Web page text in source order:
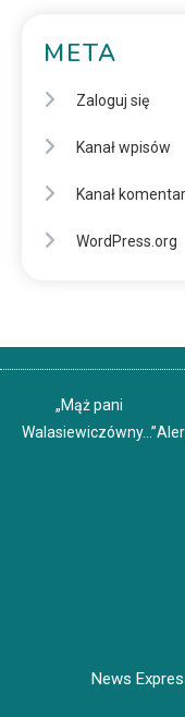
META
Zaloguj się
Kanał wpisów
Kanał
WordPress.org
„Mąż pani
Walasiewiczówny…”
News